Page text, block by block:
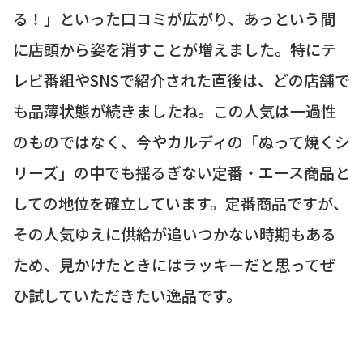
る！」といった口コミが広がり、あっという間
に店頭から姿を消すことが増えました。特にテ
レビ番組やSNSで紹介された直後は、どの店舗で
も品薄状態が続きましたね。この人気は一過性
のものではなく、今やカルディの「ぬって焼くシ
リーズ」の中でも揺るぎない定番・エース商品と
しての地位を確立しています。定番商品ですが、
その人気ゆえに供給が追いつかない時期もある
ため、見かけたときにはラッキーだと思ってぜ
ひ試していただきたい逸品です。